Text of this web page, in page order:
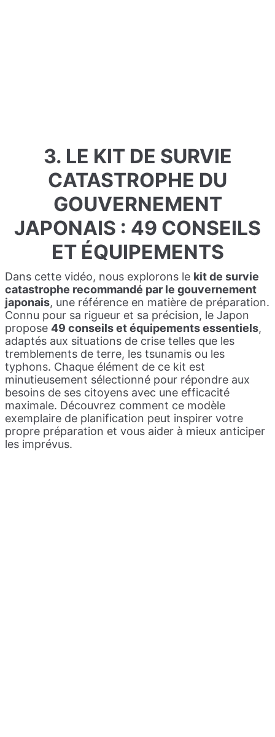
3. LE KIT DE SURVIE
CATASTROPHE DU
GOUVERNEMENT
JAPONAIS : 49 CONSEILS
ET ÉQUIPEMENTS
Dans cette vidéo, nous explorons le kit de survie
catastrophe recommandé par le gouvernement
japonais, une référence en matière de préparation.
Connu pour sa rigueur et sa précision, le Japon
propose 49 conseils et équipements essentiels,
adaptés aux situations de crise telles que les
tremblements de terre, les tsunamis ou les
typhons. Chaque élément de ce kit est
minutieusement sélectionné pour répondre aux
besoins de ses citoyens avec une efficacité
maximale. Découvrez comment ce modèle
exemplaire de planification peut inspirer votre
propre préparation et vous aider à mieux anticiper
les imprévus.